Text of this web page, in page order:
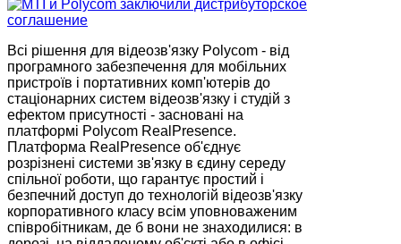
Всі рішення для відеозв'язку Polycom - від
програмного забезпечення для мобільних
пристроїв і портативних комп'ютерів до
стаціонарних систем відеозв'язку і студій з
ефектом присутності - засновані на
платформі Polycom RealPresence.
Платформа RealPresence об'єднує
розрізнені системи зв'язку в єдину середу
спільної роботи, що гарантує простий і
безпечний доступ до технологій відеозв'язку
корпоративного класу всім уповноваженим
співробітникам, де б вони не знаходилися: в